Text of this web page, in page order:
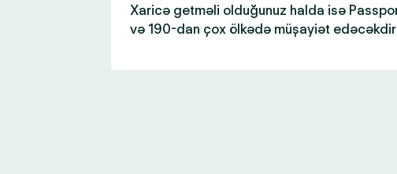
Xaricə getməli olduğunuz halda isə
və 190-dan çox ölkədə müşayiət